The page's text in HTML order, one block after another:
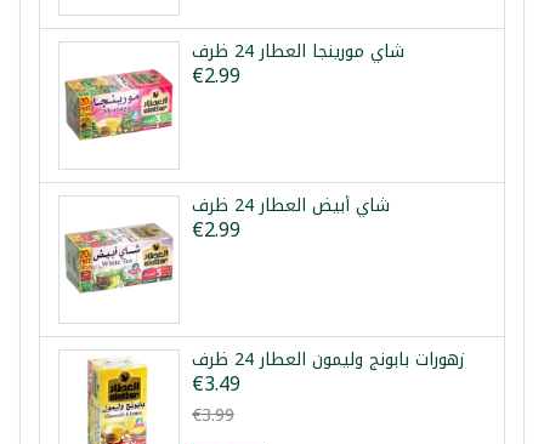
شاي مورينجا العطار 24 ظرف
€2.99
شاي أبيض العطار 24 ظرف
€2.99
زهورات بابونج وليمون العطار 24 ظرف
€3.49
€3.99